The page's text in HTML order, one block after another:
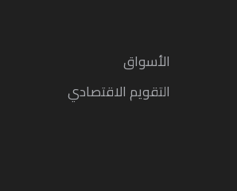
الأسواق
التقويم الاقتصادي